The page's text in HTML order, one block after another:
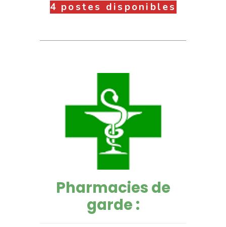
4 postes disponibles
Pharmacies de
garde :